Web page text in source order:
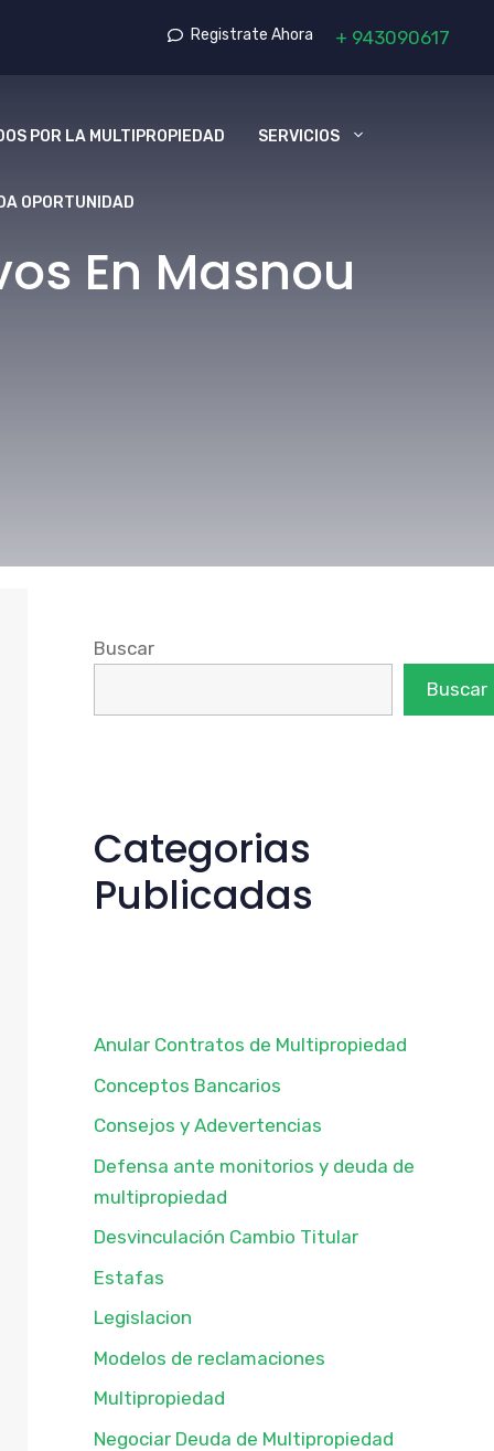
Registrate Ahora + 943090617
POR LA MULTIPROPIEDAD SERVICIOS
OPORTUNIDAD
En Masnou
Buscar
Buscar
Categorias
Publicadas
Anular Contratos de Multipropiedad
Conceptos Bancarios
Consejos y Adevertencias
Defensa ante monitorios y deuda de
multipropiedad
Desvinculación Cambio Titular
Estafas
Legislacion
Modelos de reclamaciones
Multipropiedad
Negociar Deuda de Multipropiedad